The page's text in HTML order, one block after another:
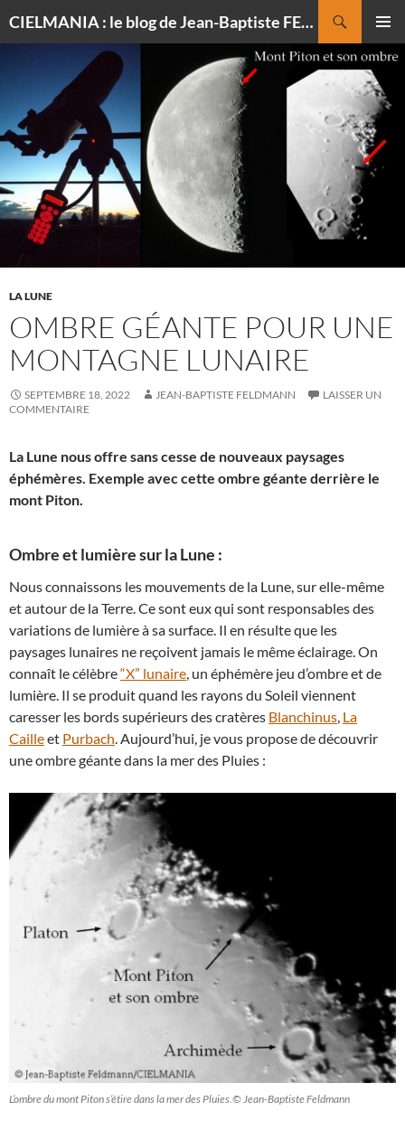
CIELMANIA : le blog de Jean-Baptiste FELDMANN, photographe du ciel
MENU
LA LUNE
OMBRE GÉANTE POUR UNE
MONTAGNE LUNAIRE
SEPTEMBRE 18, 2022 JEAN-BAPTISTE FELDMANN
LAISSER UN
COMMENTAIRE
La Lune nous offre sans cesse de nouveaux paysages
éphémères. Exemple avec cette ombre géante derrière le
mont Piton.
Ombre et lumière sur la Lune :
Nous connaissons les mouvements de la Lune, sur elle-même
et autour de la Terre. Ce sont eux qui sont responsables des
variations de lumière à sa surface. Il en résulte que les
paysages lunaires ne reçoivent jamais le même éclairage. On
connaît le célèbre“X” lunaire, un éphémère jeu d’ombre et de
lumière. Il se produit quand les rayons du Soleil viennent
caresser les bords supérieurs des cratères Blanchinus, La
Cailleet Purbach. Aujourd’hui, je vous propose de découvrir
une ombre géante dans la mer des Pluies :
L’ombre du mont Piton s’étire dans la mer des Pluies.© Jean-Baptiste Feldmann